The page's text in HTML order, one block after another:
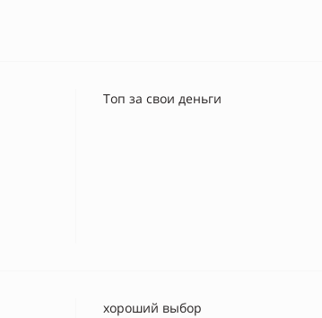
Топ за свои деньги
хороший выбор